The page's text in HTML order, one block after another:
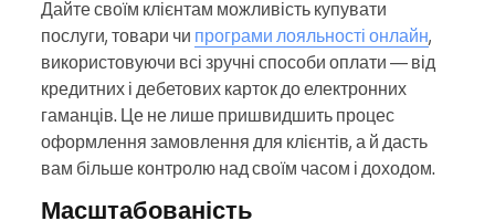
Дайте своїм клієнтам можливість купувати
послуги, товари чи програми лояльності онлайн,
використовуючи всі зручні способи оплати — від
кредитних і дебетових карток до електронних
гаманців. Це не лише пришвидшить процес
оформлення замовлення для клієнтів, а й дасть
вам більше контролю над своїм часом і доходом.
Масштабованість